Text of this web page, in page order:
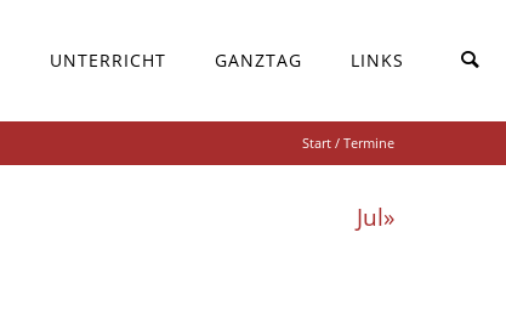
UNTERRICHT GANZTAG LINKS
Start / Termine
Jul»